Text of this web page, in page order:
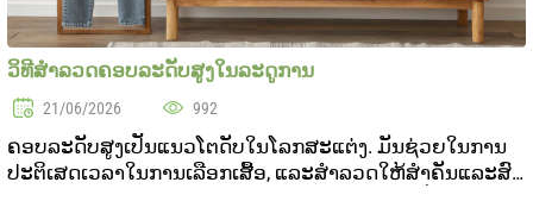
ວິທີສໍາລວດຄອບລະດັບສູງໃນລະດູການ
21/06/2026 992
ຄອບລະດັບສູງເປັນແນວໂຕດັບໃນໂລກສະແຕ່ງ. ມັນຊ່ວຍໃນການ
ປະຕິເສດເວລາໃນການເລືອກເສື້ອ, ແລະສໍາລວດໃຫ້ສໍາຄັນແລະສົດ